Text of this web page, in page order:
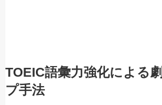
TOEIC語彙力強化による
プ手法